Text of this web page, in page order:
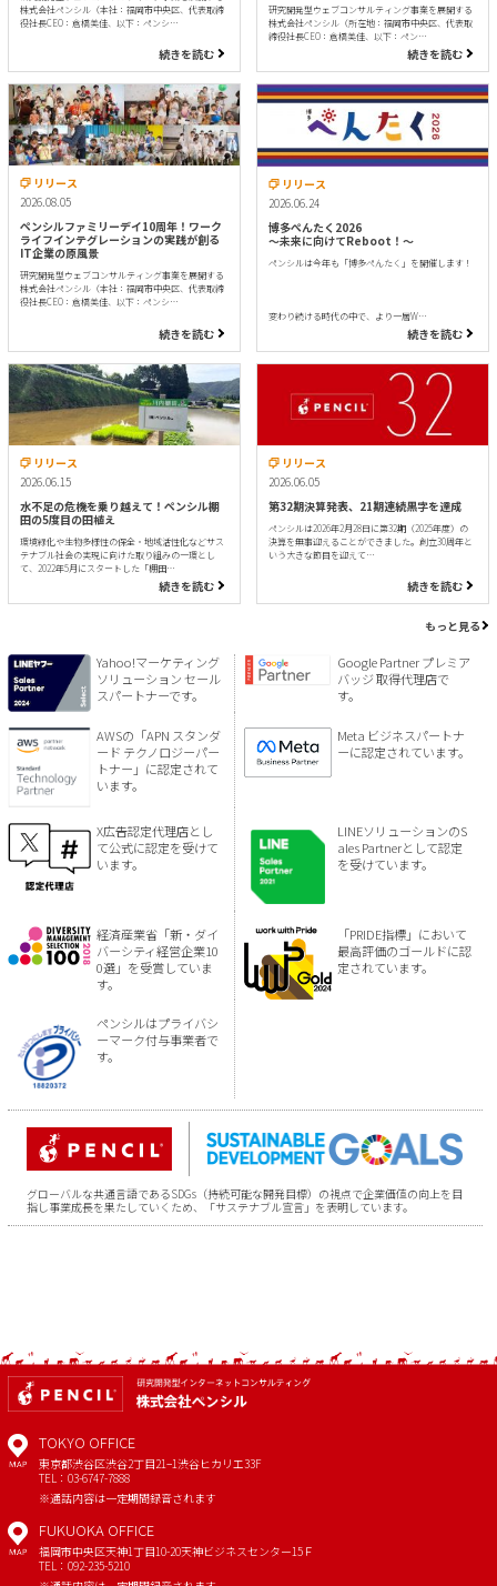
株式会社ペンシル（本社：福岡市中央区、代表取締
役社長CEO：倉橋美佳、以下：ペンシ…
続きを読む
研究開発型ウェブコンサルティング事業を展開する
株式会社ペンシル（所在地：福岡市中央区、代表取
締役社長CEO：倉橋美佳、以下：ペン…
続きを読む
リリース
2026.08.05
ペンシルファミリーデイ10周年！ワーク
ライフインテグレーションの実践が創る
IT企業の原風景
研究開発型ウェブコンサルティング事業を展開する
株式会社ペンシル（本社：福岡市中央区、代表取締
役社長CEO：倉橋美佳、以下：ペンシ…
続きを読む
リリース
2026.06.24
博多ぺんたく2026
〜未来に向けてReboot！〜
ペンシルは今年も「博多ぺんたく」を開催します！
変わり続ける時代の中で、より一層W…
続きを読む
リリース
2026.06.15
水不足の危機を乗り越えて！ペンシル棚
田の5度目の田植え
環境緑化や生物多様性の保全・地域活性化などサス
テナブル社会の実現に向けた取り組みの一環とし
て、2022年5月にスタートした「棚田…
続きを読む
リリース
2026.06.05
第32期決算発表、21期連続黒字を達成
ペンシルは2026年2月28日に第32期（2025年度）の
決算を無事迎えることができました。創立30周年と
いう大きな節目を迎えて…
続きを読む
もっと見る
Yahoo!マーケティング
ソリューション セール
スパートナーです。
Google Partner プレミア
バッジ 取得代理店で
す。
AWSの「APN スタンダ
ード テクノロジーパー
トナー」に認定されて
います。
Meta ビジネスパートナ
ーに認定されています。
X広告認定代理店とし
て公式に認定を受けて
います。
LINEソリューションのS
ales Partnerとして認定
を受けています。
経済産業省「新・ダイ
バーシティ経営企業10
0選」を受賞していま
す。
「PRIDE指標」において
最高評価のゴールドに認
定されています。
ペンシルはプライバシ
ーマーク付与事業者で
す。
グローバルな共通言語であるSDGs（持続可能な開発目標）の視点で企業価値の向上を目
指し事業成長を果たしていくため、「サステナブル宣言」を表明しています。
MAP
TOKYO OFFICE
東京都渋谷区渋谷2丁目21−1渋谷ヒカリエ33F
TEL：03-6747-7888
※通話内容は一定期間録音されます
MAP
FUKUOKA OFFICE
福岡市中央区天神1丁目10-20天神ビジネスセンター15Ｆ
TEL：092-235-5210